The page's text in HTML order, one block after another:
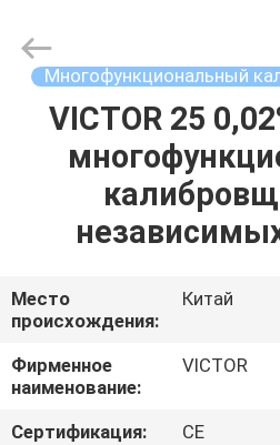
ДОМ
ПРОДУКТЫ
НАС
ПУТЕШЕСТВИЕ
ФАБРИКИ
Rights
Reserved.
DevelopedМногофункциональный
VICTOR 25
Место
происхождения:
Китай
Фирменное
наименование:
VICTOR
Сертификация:
CE